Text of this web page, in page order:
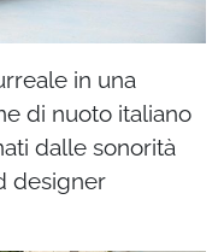
in una
di nuoto italiano
dalle sonorità
designer